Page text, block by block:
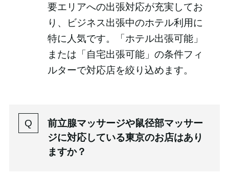
要エリアへの出張対応が充実してお
り、ビジネス出張中のホテル利用に
特に人気です。「ホテル出張可能」
または「自宅出張可能」の条件フィ
ルターで対応店を絞り込めます。
前立腺マッサージや鼠径部マッサー
ジに対応している東京のお店はあり
ますか？